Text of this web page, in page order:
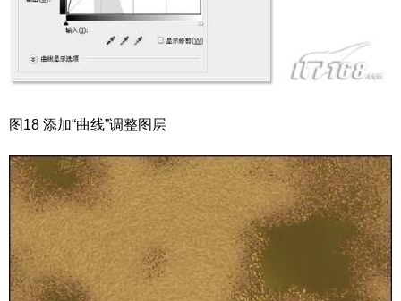
图18 添加“曲线”调整图层